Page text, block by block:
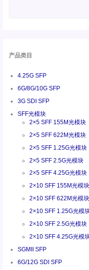
产品类目
4.25G SFP
6G/8G/10G SFP
3G SDI SFP
SFF光模块
2×5 SFF 155M光模块
2×5 SFF 622M光模块
2×5 SFF 1.25G光模块
2×5 SFF 2.5G光模块
2×5 SFF 4.25G光模块
2×10 SFF 155M光模块
2×10 SFF 622M光模块
2×10 SFF 1.25G光模
2×10 SFF 2.5G光模块
2×10 SFF 4.25G光模
SGMII SFP
6G/12G SDI SFP